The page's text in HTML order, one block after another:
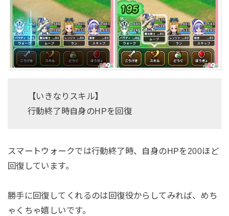
【いきなりスキル】
行動終了時自身のHPを回復
スマートウォークでは行動終了時、自身のHPを200ほど
回復しています。
勝手に回復してくれるのは回復役からしてみれば、めち
ゃくちゃ嬉しいです。